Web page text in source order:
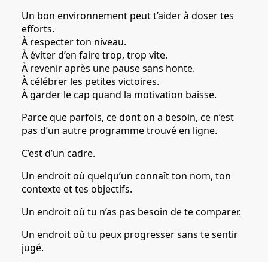
Un bon environnement peut t’aider à doser tes
efforts.
À respecter ton niveau.
À éviter d’en faire trop, trop vite.
À revenir après une pause sans honte.
À célébrer les petites victoires.
À garder le cap quand la motivation baisse.
Parce que parfois, ce dont on a besoin, ce n’est
pas d’un autre programme trouvé en ligne.
C’est d’un cadre.
Un endroit où quelqu’un connaît ton nom, ton
contexte et tes objectifs.
Un endroit où tu n’as pas besoin de te comparer.
Un endroit où tu peux progresser sans te sentir
jugé.